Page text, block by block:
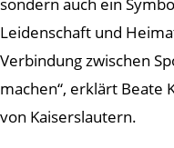
Leidenschaft und
Verbindung zwischen
machen“, erklärt
von Kaiserslautern.